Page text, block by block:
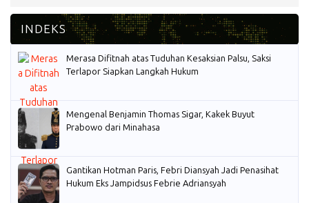
Merasa Difitnah atas Tuduhan Kesaksian Palsu, Saksi
Terlapor Siapkan Langkah Hukum
Mengenal Benjamin Thomas Sigar, Kakek Buyut
Prabowo dari Minahasa
Gantikan Hotman Paris, Febri Diansyah Jadi Penasihat
Hukum Eks Jampidsus Febrie Adriansyah